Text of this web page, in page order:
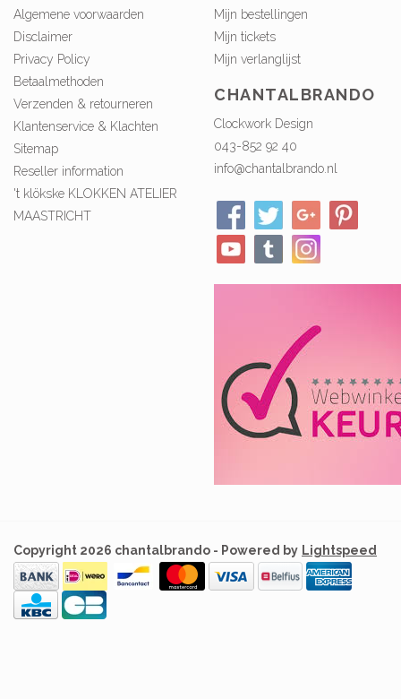
Algemene voorwaarden
Disclaimer
Privacy Policy
Betaalmethoden
Verzenden & retourneren
Klantenservice & Klachten
Sitemap
Reseller information
't klökske KLOKKEN ATELIER
MAASTRICHT
Mijn bestellingen
Mijn tickets
Mijn verlanglijst
CHANTALBRANDO
Clockwork Design
043-852 92 40
info@chantalbrando.nl
Copyright 2026 chantalbrando - Powered by Lightspeed